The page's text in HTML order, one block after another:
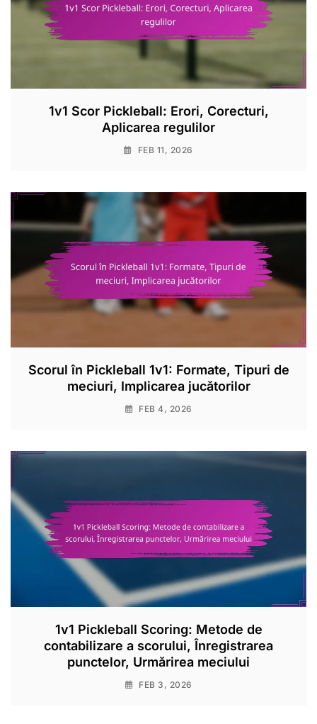
1v1 Scor Pickleball: Erori, Corecturi,
Aplicarea regulilor
FEB 11, 2026
Scorul în Pickleball 1v1: Formate, Tipuri de
meciuri, Implicarea jucătorilor
FEB 4, 2026
1v1 Pickleball Scoring: Metode de
contabilizare a scorului, Înregistrarea
punctelor, Urmărirea meciului
FEB 3, 2026